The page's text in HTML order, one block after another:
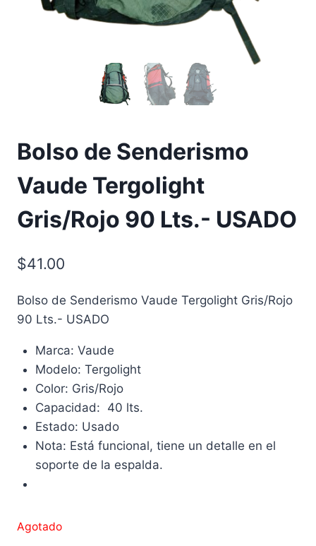
Bolso de Senderismo
Vaude Tergolight
Gris/Rojo 90 Lts.- USADO
$41.00
Bolso de Senderismo Vaude Tergolight Gris/Rojo
90 Lts.- USADO
Marca: Vaude
Modelo: Tergolight
Color: Gris/Rojo
Capacidad: 40 lts.
Estado: Usado
Nota: Está funcional, tiene un detalle en el
soporte de la espalda.
Agotado